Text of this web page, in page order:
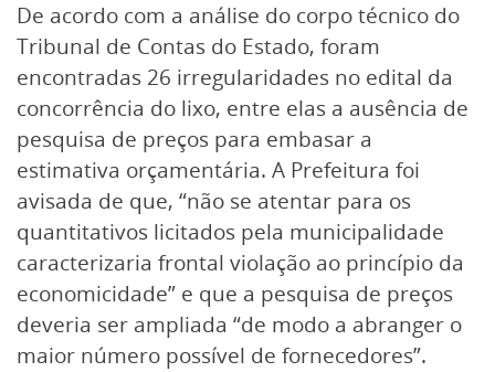
De acordo com a análise do corpo técnico do
Tribunal de Contas do Estado, foram
encontradas 26 irregularidades no edital da
concorrência do lixo, entre elas a ausência de
pesquisa de preços para embasar a
estimativa orçamentária. A Prefeitura foi
avisada de que, “não se atentar para os
quantitativos licitados pela municipalidade
caracterizaria frontal violação ao princípio da
economicidade” e que a pesquisa de preços
deveria ser ampliada “de modo a abranger o
maior número possível de fornecedores”.